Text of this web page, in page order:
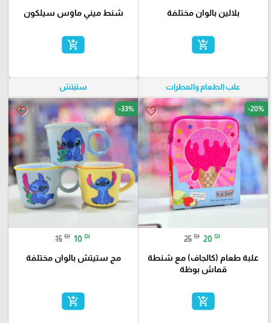
بلالين بالوان مختلفة
add_shopping_cart
شنط ميني ماوس سيلكون
add_shopping_cart
علب الطعام والمطرات
favorite_border -20%
25 ₪ 20 ₪
علبة طعام (كالجاف) مع شنطة
قماش بوظة
add_shopping_cart
ستيتش
favorite_border -33%
15 ₪ 10 ₪
مج ستيتش بالوان مختلفة
add_shopping_cart